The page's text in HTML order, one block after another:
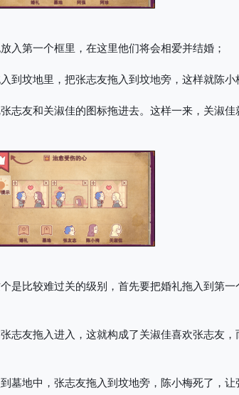
入第一个框里，在这里他们将会相爱并结婚；
到坟地里，把张志友拖入到坟地旁，这样就陈
志友和关淑佳的图标拖进去。这样一来，关淑
是比较难过关的级别，首先要把婚礼拖入到第
志友拖入进入，这就构成了关淑佳喜欢张志友
墓地中，张志友拖入到坟地旁，陈小梅死了，让